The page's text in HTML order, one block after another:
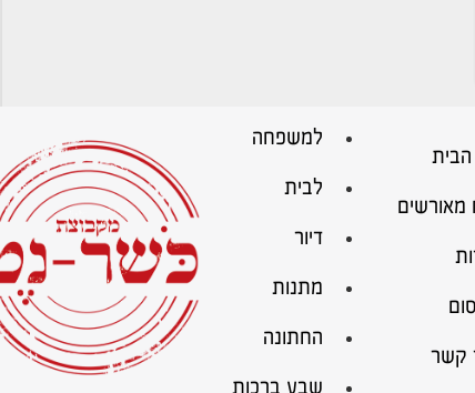
מאורשים
קשר
למשפחה
לבית
דיור
מתנות
החתונה
שבע ברכות